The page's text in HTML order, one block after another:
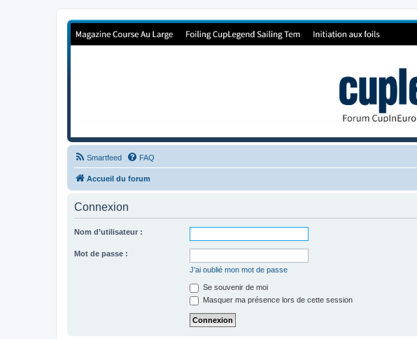
Forum de Cup In Europe
Smartfeed FAQ
Accueil du forum
Connexion
Nom d’utilisateur :
Mot de passe :
J’ai oublié mon mot de passe
Se souvenir de moi
Masquer ma présence lors de cette session